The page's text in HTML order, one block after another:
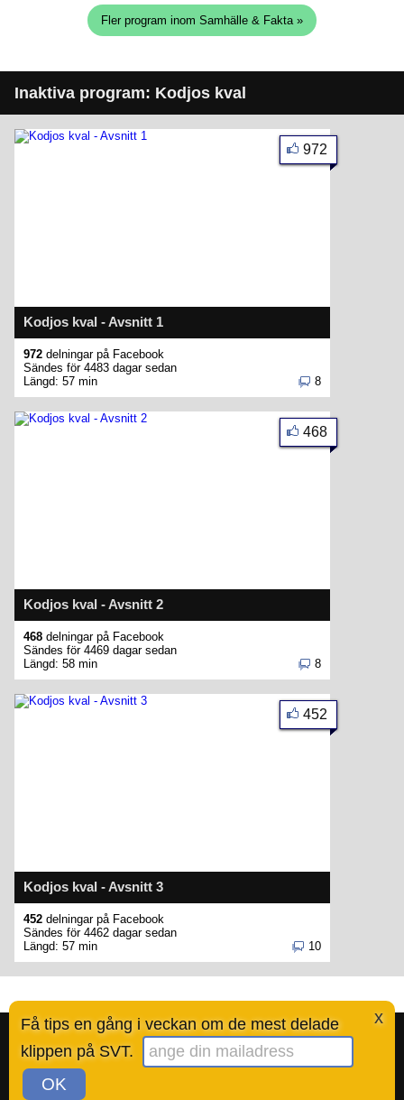
x
Få tips en gång i veckan om de mest delade
klippen på SVT.
Fler program inom Samhälle & Fakta »
Inaktiva program: Kodjos kval
Kodjos kval - Avsnitt 1
972
972 delningar på Facebook
Sändes för 4483 dagar sedan
Längd: 57 min
8
Kodjos kval - Avsnitt 2
468
468 delningar på Facebook
Sändes för 4469 dagar sedan
Längd: 58 min
8
Kodjos kval - Avsnitt 3
452
452 delningar på Facebook
Sändes för 4462 dagar sedan
Längd: 57 min
10
Bestofsvt.se är en tjänst skapad av Ted Valentin.Läs mer här